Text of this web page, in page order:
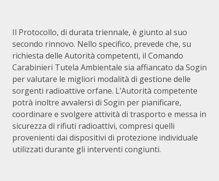
Il Protocollo, di durata triennale, è giunto al suo
secondo rinnovo. Nello specifico, prevede che, su
richiesta delle Autorità competenti, il Comando
Carabinieri Tutela Ambientale sia affiancato da Sogin
per valutare le migliori modalità di gestione delle
sorgenti radioattive orfane. L’Autorità competente
potrà inoltre avvalersi di Sogin per pianificare,
coordinare e svolgere attività di trasporto e messa in
sicurezza di rifiuti radioattivi, compresi quelli
provenienti dai dispositivi di protezione individuale
utilizzati durante gli interventi congiunti.